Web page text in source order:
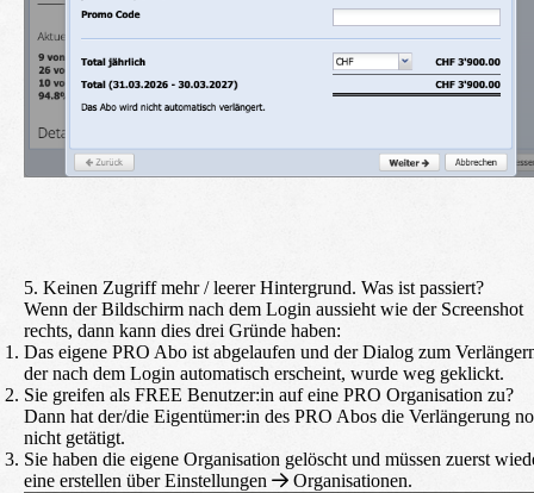
5. Keinen Zugriff mehr / leerer Hintergrund. Was ist passiert?
Wenn der Bildschirm nach dem Login aussieht wie der Screenshot
rechts, dann kann dies drei Gründe haben:
Das eigene PRO Abo ist abgelaufen und der Dialog zum
der nach dem Login automatisch erscheint, wurde weg geklickt.
Sie greifen als FREE Benutzer:in auf eine PRO Organisation zu?
Dann hat der/die Eigentümer:in des PRO Abos die Verlängerung
nicht getätigt.
Sie haben die eigene Organisation gelöscht und müssen zuerst
eine erstellen überEinstellungen Organisationen.